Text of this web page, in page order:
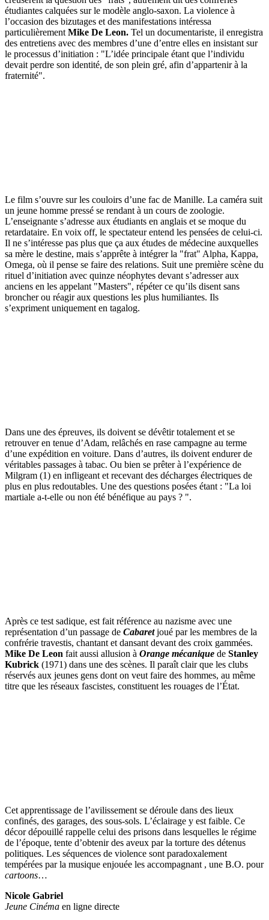
étudiantes calquées sur le modèle anglo-saxon. La violence à
l’occasion des bizutages et des manifestations intéressa
particulièrement Mike De Leon. Tel un documentariste, il enregistra
des entretiens avec des membres d’une d’entre elles en insistant sur
le processus d’initiation : "L’idée principale étant que l’individu
devait perdre son identité, de son plein gré, afin d’appartenir à la
fraternité".
Le film s’ouvre sur les couloirs d’une fac de Manille. La caméra suit
un jeune homme pressé se rendant à un cours de zoologie.
L’enseignante s’adresse aux étudiants en anglais et se moque du
retardataire. En voix off, le spectateur entend les pensées de celui-ci.
Il ne s’intéresse pas plus que ça aux études de médecine auxquelles
sa mère le destine, mais s’apprête à intégrer la "frat" Alpha, Kappa,
Omega, où il pense se faire des relations. Suit une première scène du
rituel d’initiation avec quinze néophytes devant s’adresser aux
anciens en les appelant "Masters", répéter ce qu’ils disent sans
broncher ou réagir aux questions les plus humiliantes. Ils
s’expriment uniquement en tagalog.
Dans une des épreuves, ils doivent se dévêtir totalement et se
retrouver en tenue d’Adam, relâchés en rase campagne au terme
d’une expédition en voiture. Dans d’autres, ils doivent endurer de
véritables passages à tabac. Ou bien se prêter à l’expérience de
Milgram (1) en infligeant et recevant des décharges électriques de
plus en plus redoutables. Une des questions posées étant : "La loi
martiale a-t-elle ou non été bénéfique au pays ? ".
Après ce test sadique, est fait référence au nazisme avec une
représentation d’un passage de Cabaret joué par les membres de la
confrérie travestis, chantant et dansant devant des croix gammées.
Mike De Leon fait aussi allusion à Orange mécanique de Stanley
Kubrick (1971) dans une des scènes. Il paraît clair que les clubs
réservés aux jeunes gens dont on veut faire des hommes, au même
titre que les réseaux fascistes, constituent les rouages de l’État.
Cet apprentissage de l’avilissement se déroule dans des lieux
confinés, des garages, des sous-sols. L’éclairage y est faible. Ce
décor dépouillé rappelle celui des prisons dans lesquelles le régime
de l’époque, tente d’obtenir des aveux par la torture des détenus
politiques. Les séquences de violence sont paradoxalement
tempérées par la musique enjouée les accompagnant , une B.O. pour
cartoons…
Nicole Gabriel
Jeune Cinéma en ligne directe